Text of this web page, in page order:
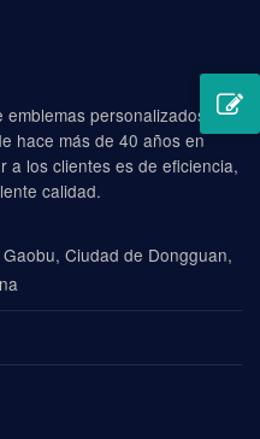
personalizados de
hace más de 40 años en
a los clientes es de eficiencia,
calidad.
Ciudad de Dongguan,